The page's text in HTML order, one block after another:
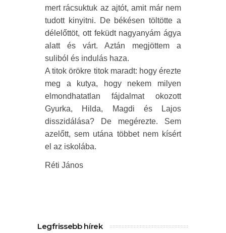
mert rácsuktuk az ajtót, amit már nem
tudott kinyitni. De békésen töltötte a
délelőttöt, ott feküdt nagyanyám ágya
alatt és várt. Aztán megjöttem a
suliból és indulás haza.
A titok örökre titok maradt: hogy érezte
meg a kutya, hogy nekem milyen
elmondhatatlan fájdalmat okozott
Gyurka, Hilda, Magdi és Lajos
disszidálása? De megérezte. Sem
azelőtt, sem utána többet nem kísért
el az iskolába.
Réti János
Legfrissebb hírek